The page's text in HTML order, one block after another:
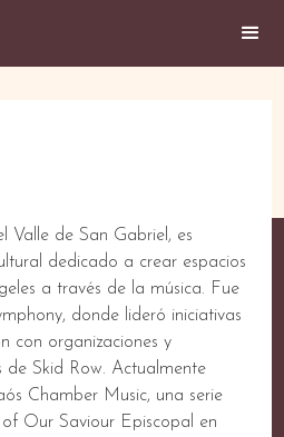
Valle de San Gabriel, es
dedicado a crear espacios
a través de la música. Fue
donde lideró iniciativas
con organizaciones y
de Skid Row. Actualmente
Chamber Music, una serie
Our Saviour Episcopal en